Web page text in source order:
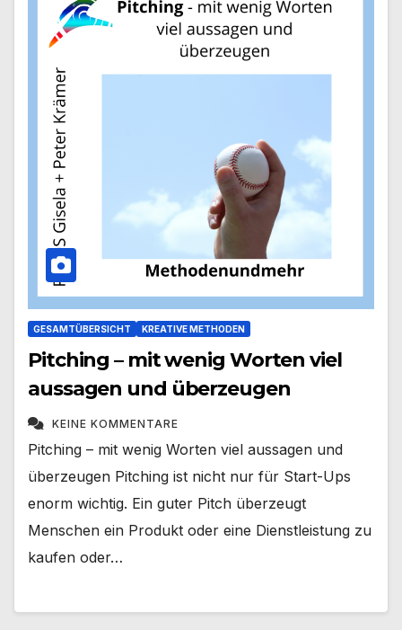
GESAMTÜBERSICHT KREATIVE METHODEN
Pitching – mit wenig Worten viel
aussagen und überzeugen
KEINE KOMMENTARE
Pitching – mit wenig Worten viel aussagen und
überzeugen Pitching ist nicht nur für Start-Ups
enorm wichtig. Ein guter Pitch überzeugt
Menschen ein Produkt oder eine Dienstleistung zu
kaufen oder…